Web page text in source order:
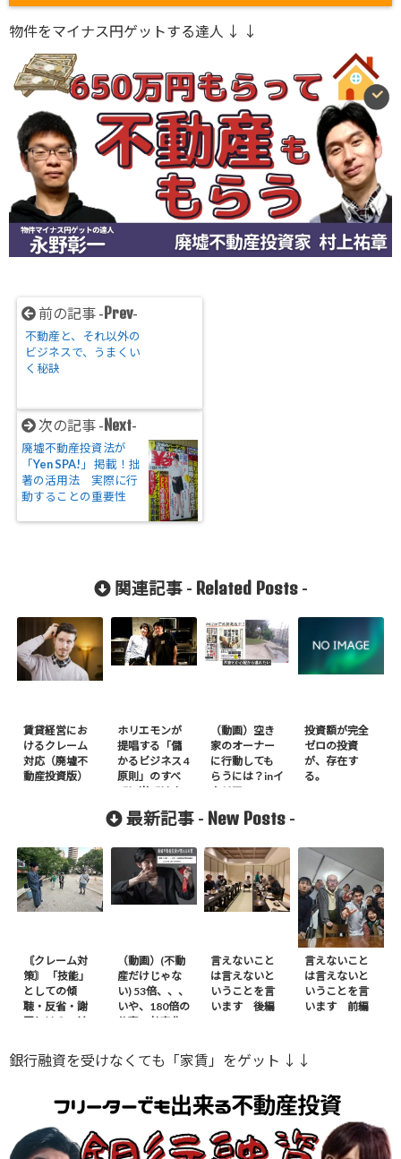
物件をマイナス円ゲットする達人 ↓ ↓
前の記事 - Prev-
不動産と、それ以外の
ビジネスで、うまくい
く秘訣
次の記事 - Next-
廃墟不動産投資法が
「Yen SPA!」 掲載！拙
著の活用法 実際に行
動することの重要性
関連記事 - Related Posts-
賃貸経営にお
けるクレーム
対応（廃墟不
動産投資版）
ホリエモンが
提唱する「儲
かるビジネス 4
原則」のすべ
てに当てはま
る廃墟不動産
投資
（動画）空き
家のオーナー
に行動しても
らうには？inイ
タリア
投資額が完全
ゼロの投資
が、存在す
る。
最新記事 - New Posts -
〘クレーム対
策〙 「技能」
としての傾
聴・反省・謝
罪とは？ – 前
（動画）(不動
産だけじゃな
い) 53倍、、、
いや、180倍の
仕事の効率化
言えないこと
は言えないと
いうことを言
います 後編
言えないこと
は言えないと
いうことを言
います 前編
銀行融資を受けなくても「家賃」をゲット ↓↓